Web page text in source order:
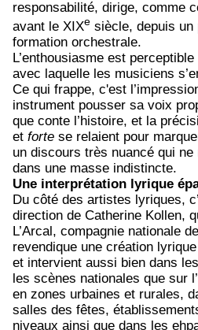
responsabilité, dirige, comme
avant le XIXe siècle, depuis
formation orchestrale.
L’enthousiasme est
avec laquelle les musiciens
Ce qui frappe, c'est
instrument pousser sa voix
que conte l’histoire, et la
et forte se relaient pour
un discours très nuancé qui
dans une masse indistincte.
Une interprétation lyrique
Du côté des artistes lyriques,
direction de Catherine Kollen,
L’Arcal, compagnie nationale
revendique une création
et intervient aussi bien dans
les scènes nationales que sur
en zones urbaines et rurales,
salles des fêtes,
niveaux ainsi que dans les